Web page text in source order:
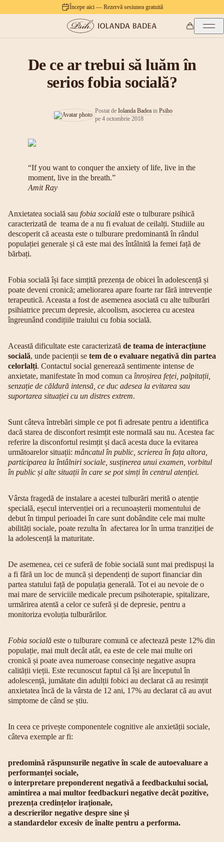
Începe aici — Rezervă sesiunea gratuită
De ce ar trebui să luăm în
serios fobia socială?
Postat de Iolanda Badea in Psiho
pe 4 octombrie 2018
“If you want to conquer the anxiety of life, live in the
moment, live in the breath.”
Amit Ray
Anxietatea socială sau fobia socială este o tulburare psihică
caracterizată de teama de a nu fi evaluat de ceilalți. Studiile au
descoperit că aceasta este o tulburare predominantă în rândul
populației generale și că este mai des întâlnită la femei față de
bărbați.
Fobia socială își face simțită prezența de obicei în adolescență și
poate deveni cronică; ameliorarea apare foarte rar fără intrevenție
terapeutică. Aceasta a fost de asemenea asociată cu alte tulburări
psihiatrice precum depresie, alcoolism, asocierea cu acestea
îngreunând condițiile traiului cu fobia socială.
Această dificultate este caracterizată de teama de interacțiune
socială, unde pacienții se tem de o evaluare negativă din partea
celorlalți. Contactul social generează sentimente intense de
anxietate, manifestate în mod comun ca înroșirea feței, palpitații,
senzație de căldură intensă, ce duc adesea la evitarea sau
suportarea situației cu un distres extrem.
Sunt câteva întrebări simple ce pot fi adresate pentru a identifica
dacă starea de disconfort resimțit este normală sau nu. Acestea fac
referire la disconfortul resimțit și dacă acesta duce la evitarea
următoarelor situații: mâncatul în public, scrierea în fața altora,
participarea la întâlniri sociale, susținerea unui examen, vorbitul
în public și alte situații în care se pot simți în centrul atenției.
Vârsta fragedă de instalare a acestei tulburări merită o atenție
specială, eșecul intervenției ori a recunoașterii momentului de
debut în timpul perioadei în care sunt dobândite cele mai multe
abilități sociale, poate rezulta în afectarea lor în urma tranziției de
la adolescență la maturitate.
De asemenea, cei ce suferă de fobie socială sunt mai predispuși la
a fi fără un loc de muncă și dependenți de suport financiar din
partea statului față de populația generală. Tot ei au nevoie de o
mai mare de serviciile medicale precum psihoterapie, spitalizare,
urmărirea atentă a celor ce suferă și de depresie, pentru a
monitoriza evoluția tulburărilor.
Fobia socială este o tulburare comună ce afectează peste 12% din
populație, mai mult decât atât, ea este de cele mai multe ori
cronică și poate avea numeroase consecințe negative asupra
calității vieții. Este recunoscut faptul că își are începutul în
adolescență, jumătate din adulții fobici au declarat că au resimțit
anxietatea încă de la vârsta de 12 ani, 17% au declarat că au avut
simptome de când se știu.
In ceea ce privește componentele cognitive ale anxietății sociale,
câteva exemple ar fi:
predomină răspunsurile negative în scale de autoevaluare a
performanței sociale,
o interpretare preponderent negativă a feedbackului social,
amintirea a mai multor feedbackuri negative decât pozitive,
prezența credințelor iraționale,
a descrierilor negative despre sine și
a standardelor excesiv de înalte pentru a performa.